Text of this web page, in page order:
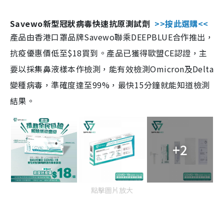
Savewo新型冠狀病毒快速抗原測試劑 >>按此選購<<
產品由香港口罩品牌Savewo聯乘DEEPBLUE合作推出，
抗疫優惠價低至$18買到。產品已獲得歐盟CE認證，主
要以採集鼻液樣本作檢測，能有效檢測Omicron及Delta
變種病毒，準確度達至99%，最快15分鐘就能知道檢測
結果。
+2
點擊圖片放大